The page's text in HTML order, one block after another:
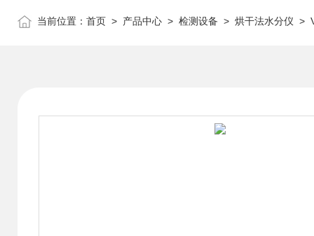
当前位置： 首页 > 产品中心 > 检测设备 > 烘干法水分仪 >